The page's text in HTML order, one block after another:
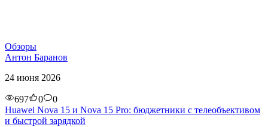
Обзоры
Антон Баранов
24 июня 2026
697 0
0
Huawei Nova 15 и Nova 15 Pro: бюджетники с телеобъективом
и быстрой зарядкой